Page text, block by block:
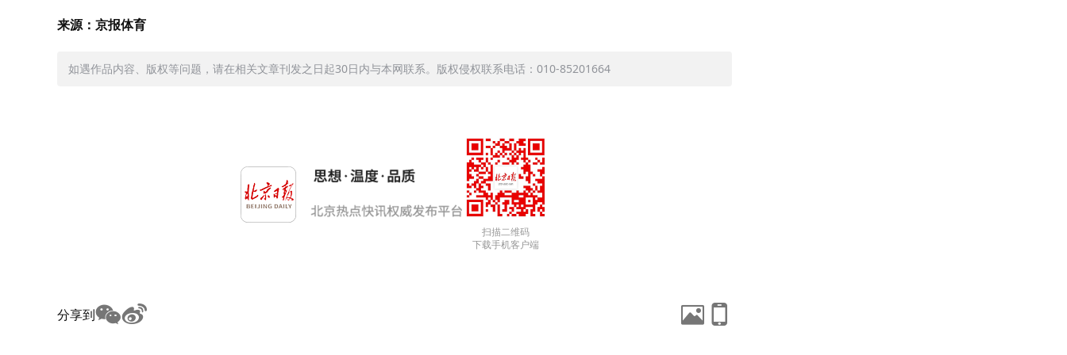
来源：京报体育
如遇作品内容、版权等问题，请在相关文章刊发之日起30日内与本网联系。版权侵权联系电话：010-85201664
扫描二维码
下载手机客户端
分享到